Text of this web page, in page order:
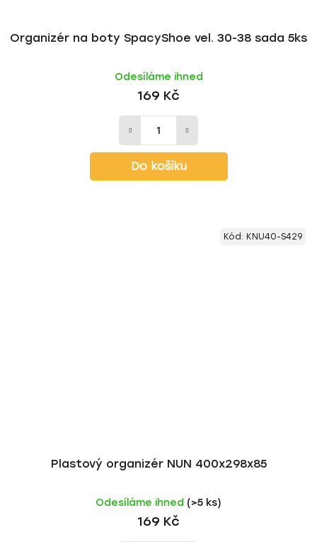
Organizér na boty SpacyShoe vel. 30-38 sada 5ks
Odesíláme ihned
169 Kč
Do košíku
Plastový organizér NUN 400x298x85
Odesíláme ihned (>5 ks)
169 Kč
Kód: KNU40-S429